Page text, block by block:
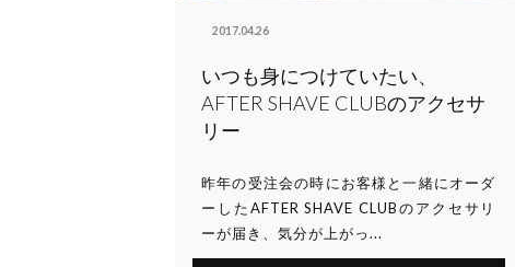
2017.04.26
いつも身につけていたい、
AFTER SHAVE CLUBのアクセサ
リー
昨年の受注会の時にお客様と一緒にオーダ
ーしたAFTER SHAVE CLUBのアクセサリ
ーが届き、気分が上がっ...